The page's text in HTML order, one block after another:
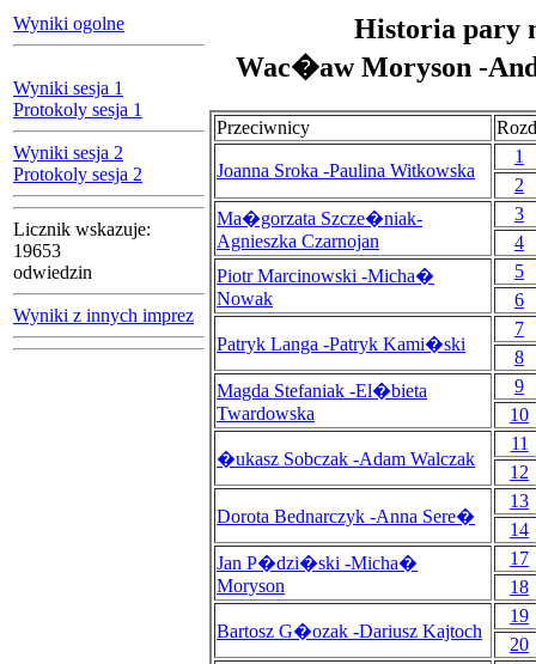
Wyniki ogolne
Wyniki sesja 1
Protokoly sesja 1
Wyniki sesja 2
Protokoly sesja 2
Licznik wskazuje:
19653
odwiedzin
Wyniki z innych imprez
Historia pary
Wac�aw Moryson -
Przeciwnicy
Joanna Sroka -Paulina Witkowska
1
2
Ma�gorzata Szcze�niak-
Agnieszka Czarnojan
3
4
Piotr Marcinowski -Micha�
Nowak
5
6
Patryk Langa -Patryk Kami�ski
7
8
Magda Stefaniak -El�bieta
Twardowska
9
10
�ukasz Sobczak -Adam Walczak
11
12
Dorota Bednarczyk -Anna Sere�
13
14
Jan P�dzi�ski -Micha�
Moryson
17
18
Bartosz G�ozak -Dariusz Kajtoch
19
20